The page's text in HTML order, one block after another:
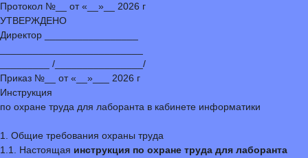
Протокол №__ от «__»__ 2026 г
УТВЕРЖДЕНО
Директор _________________
_________ /________________/
Приказ №__ от «__»___ 2026 г
Инструкция
по охране труда для лаборанта в кабинете информатики
1. Общие требования охраны труда
1.1. Настоящая инструкция по охране труда для лаборанта